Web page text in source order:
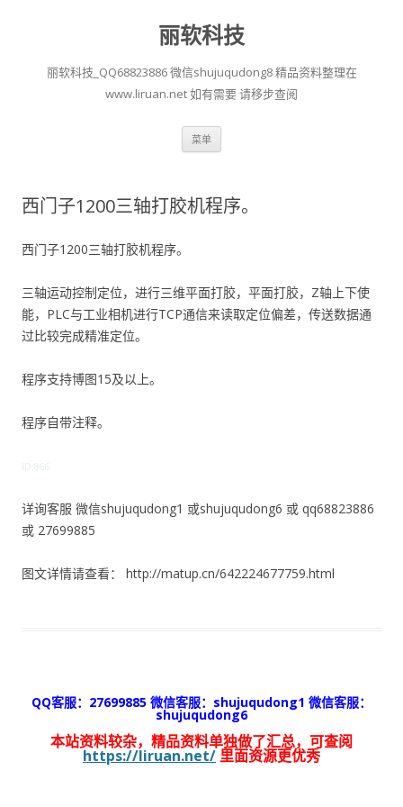
丽软科技
丽软科技_QQ68823886 微信shujuqudong8 精品资料整理在
www.liruan.net 如有需要 请移步查阅
菜单
西门子1200三轴打胶机程序。
西门子1200三轴打胶机程序。
三轴运动控制定位，进行三维平面打胶，平面打胶，Z轴上下使
能，PLC与工业相机进行TCP通信来读取定位偏差，传送数据通
过比较完成精准定位。
程序支持博图15及以上。
程序自带注释。
ID:866
详询客服 微信shujuqudong1 或shujuqudong6 或 qq68823886
或 27699885
图文详情请查看： http://matup.cn/642224677759.html
QQ客服：27699885 微信客服：shujuqudong1 微信客服：
shujuqudong6
本站资料较杂，精品资料单独做了汇总，可查阅
https://liruan.net/ 里面资源更优秀